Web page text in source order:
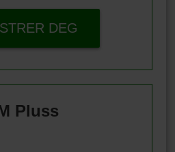
DEG
Pluss